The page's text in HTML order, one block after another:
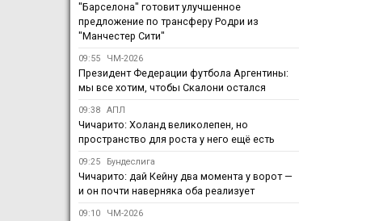
"Барселона" готовит улучшенное
предложение по трансферу Родри из
"Манчестер Сити"
09:55 ЧМ-2026
Президент Федерации футбола Аргентины:
мы все хотим, чтобы Скалони остался
09:38 АПЛ
Чичарито: Холанд великолепен, но
пространство для роста у него ещё есть
09:25 Бундеслига
Чичарито: дай Кейну два момента у ворот —
и он почти наверняка оба реализует
09:10 ЧМ-2026